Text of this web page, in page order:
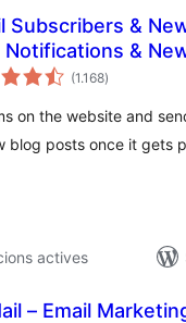
Subscribers &
Notifications &
(1.168puntuacions
totals
)
on the website and
blog posts once it gets
actives
– Email